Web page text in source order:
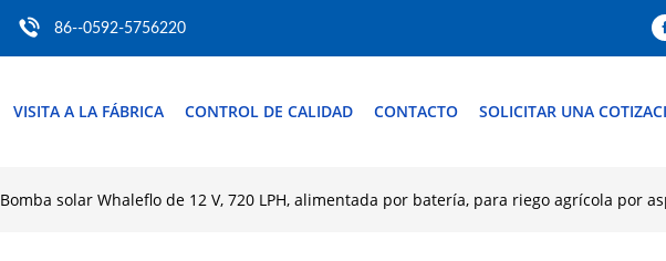
86--0592-5756220
VISITA A LA FÁBRICA CONTROL DE CALIDAD CONTACTO SOLICITAR UNA
Bomba solar Whaleflo de 12 V, 720 LPH, alimentada por batería, para riego agrícola por